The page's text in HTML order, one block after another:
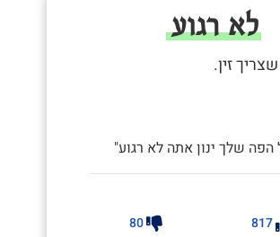
לא רגוע
שלך ינון אתה לא רגוע"
817
80